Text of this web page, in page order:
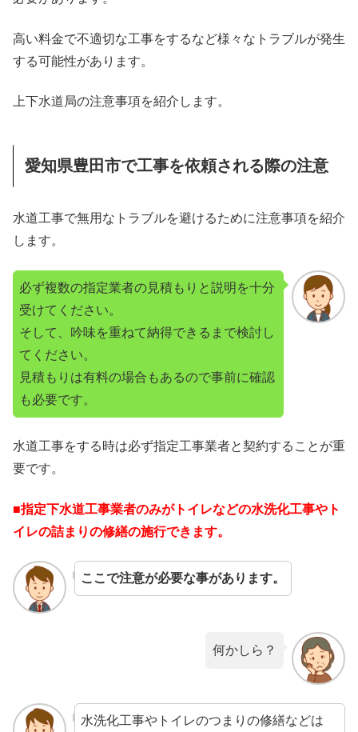
高い料金で不適切な工事をするなど様々なトラブルが発生
する可能性があります。
上下水道局の注意事項を紹介します。
愛知県豊田市で工事を依頼される際の注意
水道工事で無用なトラブルを避けるために注意事項を紹介
します。
必ず複数の指定業者の見積もりと説明を十分
受けてください。
そして、吟味を重ねて納得できるまで検討し
てください。
見積もりは有料の場合もあるので事前に確認
も必要です。
水道工事をする時は必ず指定工事業者と契約することが重
要です。
■指定下水道工事業者のみがトイレなどの水洗化工事やト
イレの詰まりの修繕の施行できます。
ここで注意が必要な事があります。
何かしら？
水洗化工事やトイレのつまりの修繕などは